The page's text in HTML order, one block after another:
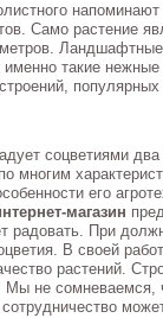
Само растение
именно такие
соцветиями два
многим
его
магазин
радовать. При
В своей
растений.
Мы не